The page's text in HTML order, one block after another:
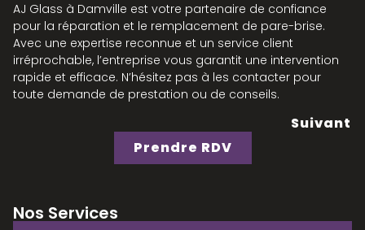
AJ Glass à Damville est votre partenaire de confiance
pour la réparation et le remplacement de pare-brise.
Avec une expertise reconnue et un service client
irréprochable, l’entreprise vous garantit une intervention
rapide et efficace. N’hésitez pas à les contacter pour
toute demande de prestation ou de conseils.
Suivant
Prendre RDV
Nos Services